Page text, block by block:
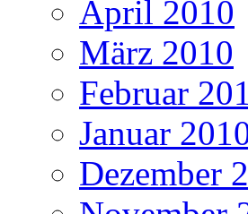
April 2010
März 2010
Februar
Januar
Dezember